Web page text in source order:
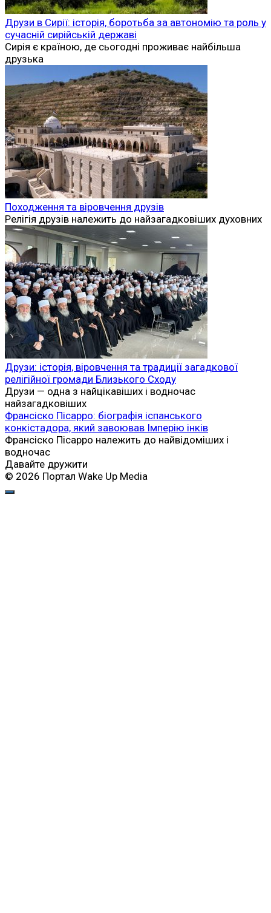
Друзи в Сирії: історія, боротьба за автономію та роль у
сучасній сирійській державі
Сирія є країною, де сьогодні проживає найбільша
друзька
Походження та віровчення друзів
Релігія друзів належить до найзагадковіших духовних
Друзи: історія, віровчення та традиції загадкової
релігійної громади Близького Сходу
Друзи — одна з найцікавіших і водночас
найзагадковіших
Франсіско Пісарро: біографія іспанського
конкістадора, який завоював Імперію інків
Франсіско Пісарро належить до найвідоміших і
водночас
Давайте дружити
© 2026 Портал Wake Up Media